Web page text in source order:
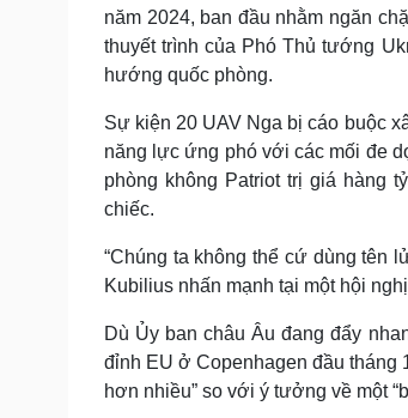
năm 2024, ban đầu nhằm ngăn
thuyết trình của Phó Thủ tướng
hướng quốc phòng.
Sự kiện 20 UAV Nga bị cáo buộc
năng lực ứng phó với các mối đe
phòng không Patriot trị giá hàng
chiếc.
“Chúng ta không thể cứ dùng tên
Kubilius nhấn mạnh tại một hội
Dù Ủy ban châu Âu đang đẩy
đỉnh EU ở Copenhagen đầu tháng
hơn nhiều” so với ý tưởng về một